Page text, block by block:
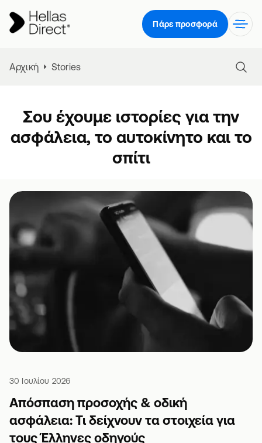
Πάρε προσφορά
Αρχική Stories
Σου έχουμε ιστορίες για την
ασφάλεια, το αυτοκίνητο και το
σπίτι
30 Ιουλίου 2026
Απόσπαση προσοχής & οδική
ασφάλεια: Τι δείχνουν τα στοιχεία για
τους Έλληνες οδηγούς